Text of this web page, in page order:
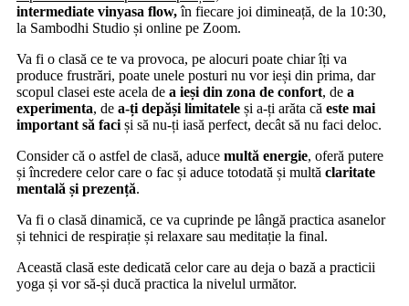
intermediate vinyasa flow,în fiecare joi dimineață, de la 10:30,
la Sambodhi Studio și online pe Zoom.
Va fi o clasă ce te va provoca, pe alocuri poate chiar îți va
produce frustrări, poate unele posturi nu vor ieși din prima, dar
scopul clasei este acela de a ieși din zona de confort, de a
experimenta, de a-ți depăși limitatele și a-ți arăta că este mai
important să faci și să nu-ți iasă perfect, decât să nu faci deloc.
Consider că o astfel de clasă, aduce multă energie, oferă putere
și încredere celor care o fac și aduce totodată și multă claritate
mentală și prezență.
Va fi o clasă dinamică, ce va cuprinde pe lângă practica asanelor
și tehnici de respirație și relaxare sau meditație la final.
Această clasă este dedicată celor care au deja o bază a practicii
yoga și vor să-și ducă practica la nivelul următor.